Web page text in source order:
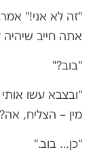
"זה לא אני!"
אתה חייב שיהיה
"בוב?"
"ובצבא עשו אותי
מין – הצליח,
"כן… בוב."